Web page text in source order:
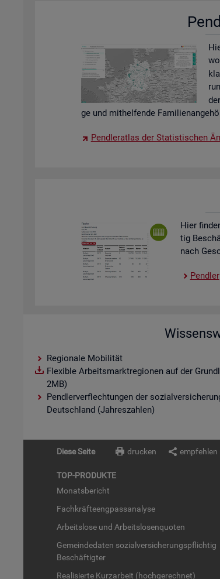
ge und mit­hel­fen­de
Pend­ler­at­las der Sta­tis­ti­schen
Hier
tig
nach
Pend­ler
Regionale Mobilität
Flexible Arbeitsmarktregionen auf der
2MB)
Pendlerverflechtungen der
Deutschland (Jahreszahlen)
Diese Seite drucken empfehlen
TOP-PRO­DUK­TE
Mo­nats­be­richt
Fach­kräf­te­eng­pass­ana­ly­se
Ar­beits­lo­se und Ar­beits­lo­sen­quo­ten
Ge­mein­de­da­ten so­zi­al­ver­si­che­rungs­pflich­tig
Be­schäf­tig­ter
Rea­li­sier­te Kurz­ar­beit (hoch­ge­rech­net)